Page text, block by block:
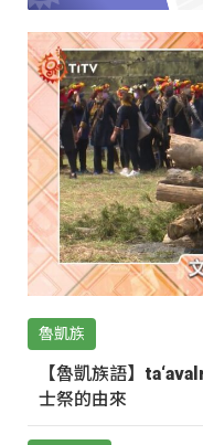
魯凱族
【魯凱族語】
士祭的由來